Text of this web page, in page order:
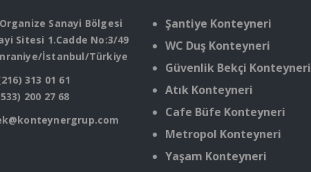
Sanayi Bölgesi
Sitesi 1.Cadde No:3/49
İstanbul/Türkiye
313 01 61
200 27 68
Şantiye Konteyneri
WC Duş Konteyneri
Güvenlik Bekçi Konteyneri
Atık Konteyneri
Cafe Büfe Konteyneri
Metropol Konteyneri
Yaşam Konteyneri